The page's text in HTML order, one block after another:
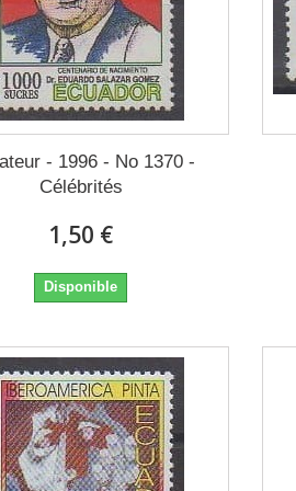
- 1996 - No 1370 -
Célébrités
1,50 €
Disponible